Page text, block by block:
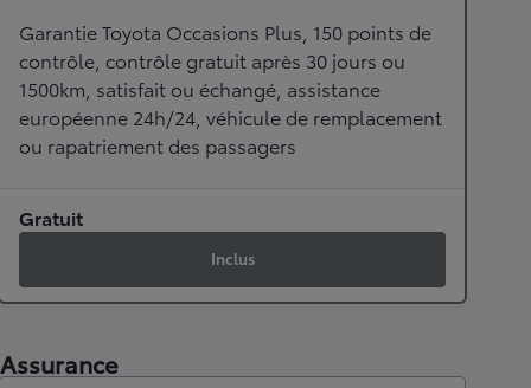
Garantie Toyota Occasions Plus, 150 points de
contrôle, contrôle gratuit après 30 jours ou
1500km, satisfait ou échangé, assistance
européenne 24h/24, véhicule de remplacement
ou rapatriement des passagers
Gratuit
Inclus
Assurance